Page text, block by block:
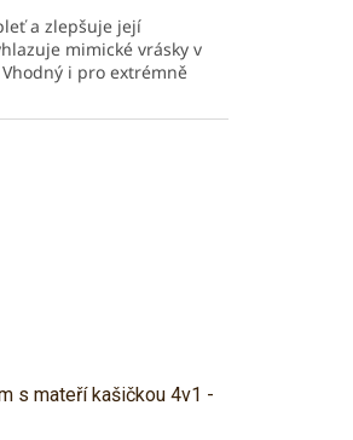
a zlepšuje její
mimické vrásky v
i pro extrémně
s mateří kašičkou 4v1 -